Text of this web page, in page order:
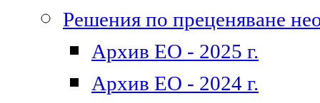
Решения по преценяване
Архив ЕО - 2025 г.
Архив ЕО - 2024 г.